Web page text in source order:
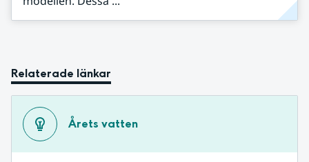
Relaterade länkar
Årets vatten